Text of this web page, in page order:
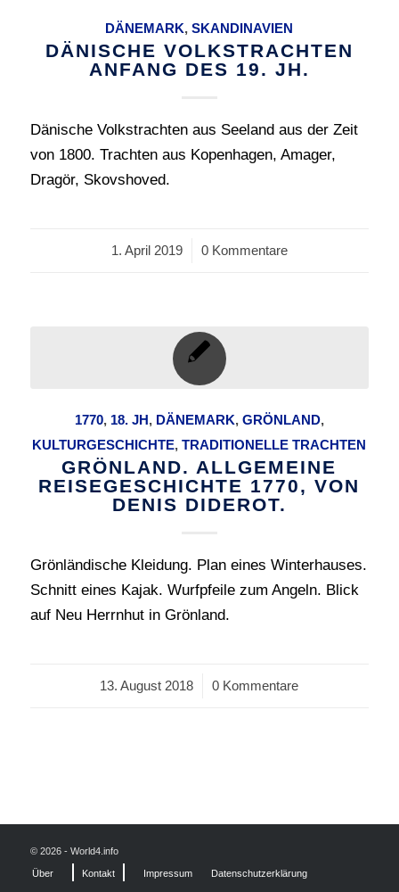
DÄNEMARK,SKANDINAVIEN
DÄNISCHE VOLKSTRACHTEN
ANFANG DES 19. JH.
Dänische Volkstrachten aus Seeland aus der Zeit
von 1800. Trachten aus Kopenhagen, Amager,
Dragör, Skovshoved.
1. April 2019
/ 0 Kommentare
1770, 18. JH, DÄNEMARK, GRÖNLAND,
KULTURGESCHICHTE,TRADITIONELLE TRACHTEN
GRÖNLAND. ALLGEMEINE
REISEGESCHICHTE 1770, VON
DENIS DIDEROT.
Grönländische Kleidung. Plan eines Winterhauses.
Schnitt eines Kajak. Wurfpfeile zum Angeln. Blick
auf Neu Herrnhut in Grönland.
13. August 2018
/ 0 Kommentare
© 2026 - World4.info
Über Kontakt Impressum Datenschutzerklärung